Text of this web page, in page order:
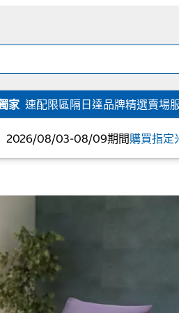
家 速配限區隔日達品牌精選賣場
2026/08/03-08/09期間購買指定